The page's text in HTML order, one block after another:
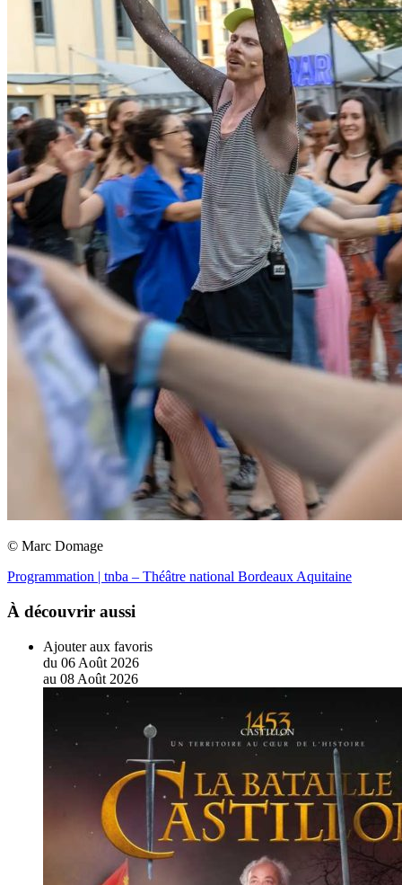
© Marc Domage
Programmation | tnba – Théâtre national Bordeaux Aquitaine
À découvrir aussi
Ajouter aux favoris
du 06 Août 2026
au 08 Août 2026